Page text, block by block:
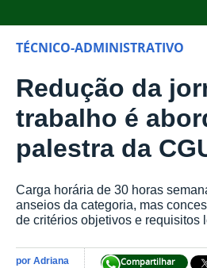
TÉCNICO-ADMINISTRATIVO
Redução da
trabalho é
palestra da
Carga horária de 30 horas
anseios da categoria, mas
de critérios objetivos e requisitos
Compartilhar
por Adriana